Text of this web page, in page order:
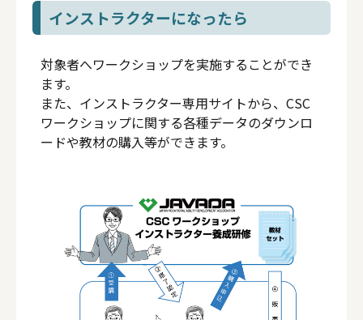
インストラクターになったら
対象者へワークショップを実施することができ
ます。
また、インストラクター専用サイトから、CSC
ワークショップに関する各種データのダウンロ
ードや教材の購入等ができます。